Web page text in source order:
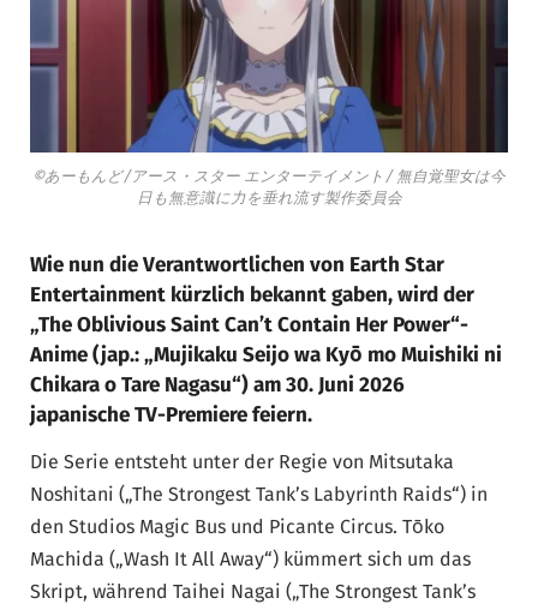
©あーもんど/アース・スター エンターテイメント/ 無自覚聖女は今
日も無意識に力を垂れ流す製作委員会
Wie nun die Verantwortlichen von Earth Star
Entertainment kürzlich bekannt gaben, wird der
„The Oblivious Saint Can’t Contain Her Power“-
Anime (jap.: „Mujikaku Seijo wa Kyō mo Muishiki ni
Chikara o Tare Nagasu“) am 30. Juni 2026
japanische TV-Premiere feiern.
Die Serie entsteht unter der Regie von Mitsutaka
Noshitani („The Strongest Tank’s Labyrinth Raids“) in
den Studios Magic Bus und Picante Circus. Tōko
Machida („Wash It All Away“) kümmert sich um das
Skript, während Taihei Nagai („The Strongest Tank’s